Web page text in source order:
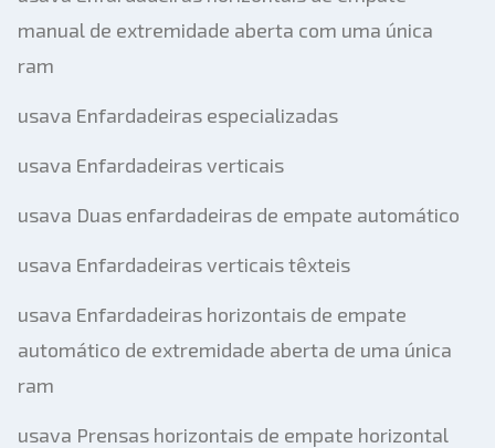
manual de extremidade aberta com uma única
ram
usava Enfardadeiras especializadas
usava Enfardadeiras verticais
usava Duas enfardadeiras de empate automático
usava Enfardadeiras verticais têxteis
usava Enfardadeiras horizontais de empate
automático de extremidade aberta de uma única
ram
usava Prensas horizontais de empate horizontal